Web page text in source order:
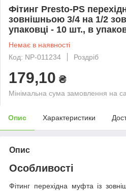
Фітинг Presto-PS
зовнішньою 3/4 на 1/2
упаковці - 10 шт., в
Немає в наявності
Код: NP-011234
Роздріб
179,10 ₴
Мінімальна сума замовлення на
Опис Характеристики
Опис
Особливості
Фітинг перехідна муфта із